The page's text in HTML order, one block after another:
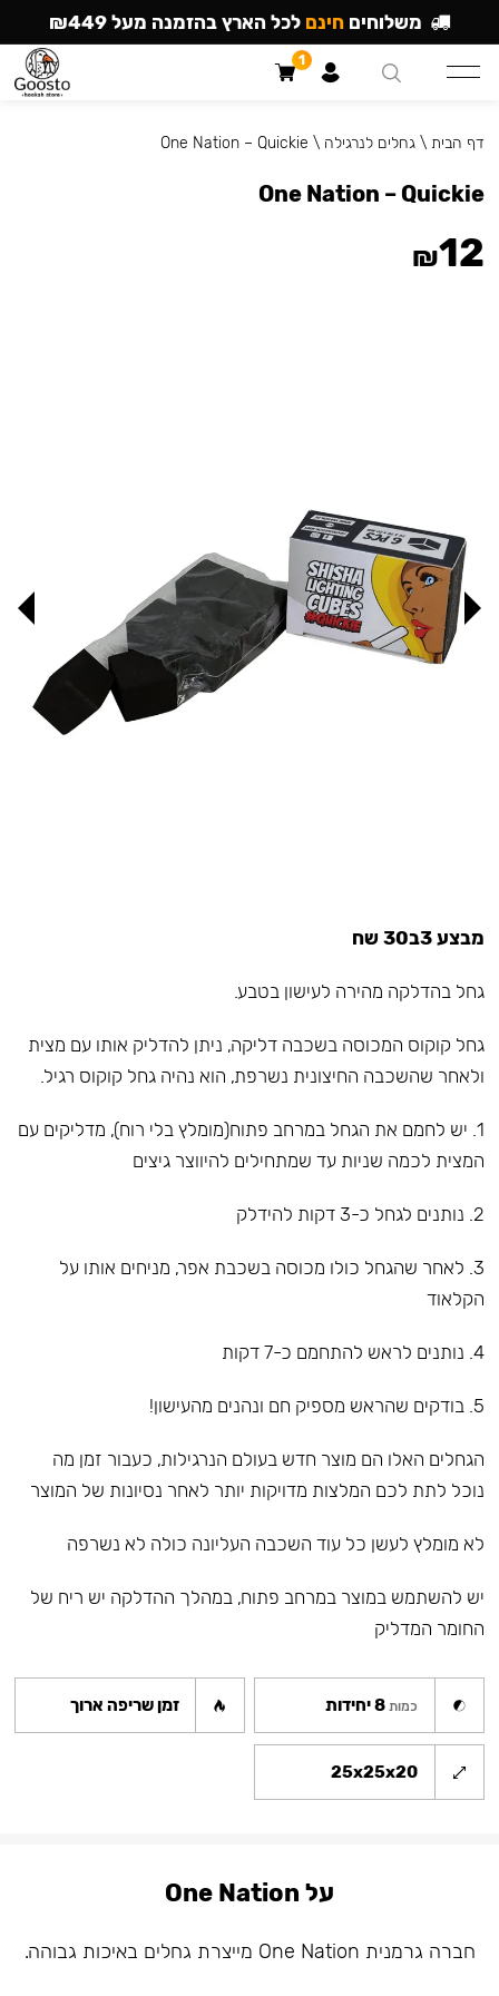
מבצע 3ב30 שח
גחל בהדלקה מהירה לעישון בטבע.
גחל קוקוס המכוסה בשכבה דליקה, ניתן להדליק אותו עם מצית
ולאחר שהשכבה החיצונית נשרפת, הוא נהיה גחל קוקוס רגיל.
1.⁠ ⁠יש לחמם את הגחל במרחב פתוח(מומלץ בלי רוח), מדליקים עם
המצית לכמה שניות עד שמתחילים להיווצר גיצים
2.⁠ ⁠⁠נותנים לגחל כ-3 דקות להידלק
3.⁠ ⁠⁠לאחר שהגחל כולו מכוסה בשכבת אפר, מניחים אותו על
הקלאוד
4.⁠ ⁠⁠נותנים לראש להתחמם כ-7 דקות
5.⁠ ⁠⁠בודקים שהראש מספיק חם ונהנים מהעישון!
הגחלים האלו הם מוצר חדש בעולם הנרגילות, כעבור זמן מה
נוכל לתת לכם המלצות מדויקות יותר לאחר נסיונות של המוצר
לא מומלץ לעשן כל עוד השכבה העליונה כולה לא נשרפה
יש להשתמש במוצר במרחב פתוח, במהלך ההדלקה יש ריח של
החומר המדליק
כמות 8 יחידות זמן שריפה ארוך
25x25x20
דף הבית \גחלים לנרגילה \
One Nation – Quickie
One Nation – Quickie
₪12
על One Nation
חברה גרמנית One Nation מייצרת גחלים באיכות גבוהה.
משלוחים חינם לכל הארץ בהזמנה מעל ₪449
1